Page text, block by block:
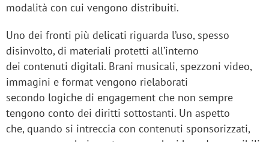
modalità con cui vengono distribuiti.
Uno dei fronti più delicati riguarda l’uso, spesso
disinvolto, di materiali protetti all’interno
dei contenuti digitali. Brani musicali, spezzoni video,
immagini e format vengono rielaborati
secondo logiche di engagement che non sempre
tengono conto dei diritti sottostanti. Un aspetto
che, quando si intreccia con contenuti sponsorizzati,